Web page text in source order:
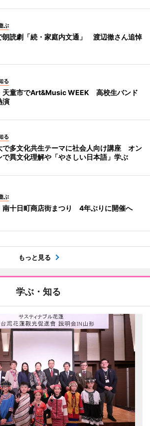
ぶ
朗読劇「続・家庭内文通」 渡辺徹さん追悼
る
天童市でArt&Music WEEK 高校生バンド
演
る
で多文化共生テーマに社会人向け講座 オン
で異文化理解や「やさしい日本語」学ぶ
ぶ
南十日町商店街まつり 4年ぶりに開催へ
もっと見る
学ぶ・知る